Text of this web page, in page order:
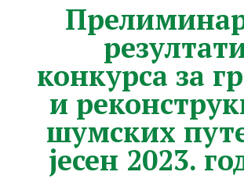
конкурса за
и
шумских
јесен 2023.